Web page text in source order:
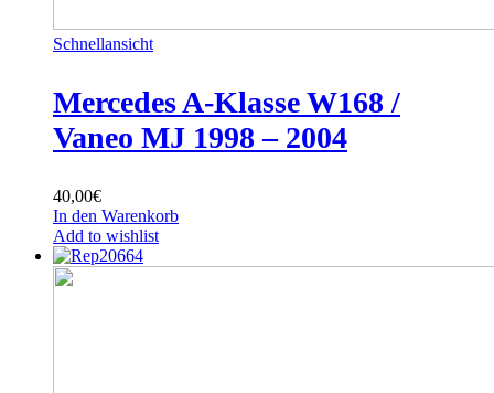
Schnellansicht
Mercedes A-Klasse W168 /
Vaneo MJ 1998 – 2004
40,00€
In den Warenkorb
Add to wishlist